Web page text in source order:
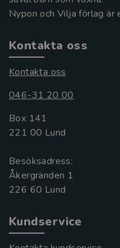
Nypon och Vilja förlag
Kontakta oss
Kontakta oss
046-31 20 00
Box 141
221 00 Lund
Besöksadress:
Åkergränden 1
Kundservice